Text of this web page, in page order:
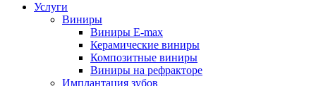
Услуги
Виниры
Виниры E-max
Керамические виниры
Композитные виниры
Виниры на рефракторе
Имплантация зубов